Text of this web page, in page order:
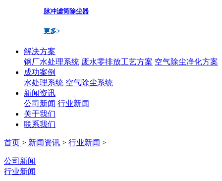
脉冲滤筒除尘器
更多>
解决方案
钢厂水处理系统 废水零排放工艺方案 空气除尘净化方案
成功案例
水处理系统 空气除尘系统
新闻资讯
公司新闻 行业新闻
关于我们
联系我们
首页 > 新闻资讯 > 行业新闻 >
公司新闻
行业新闻